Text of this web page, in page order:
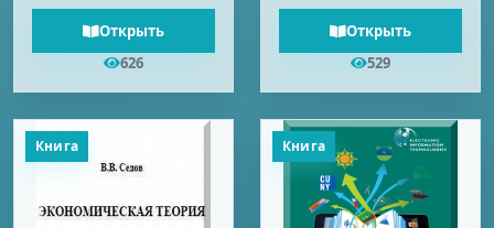
Открыть
626
Открыть
529
Книга Книга